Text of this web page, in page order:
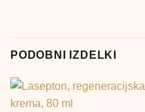
PODOBNI IZDELKI